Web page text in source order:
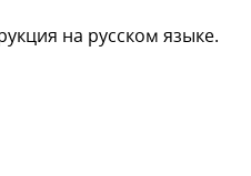
на русском языке.